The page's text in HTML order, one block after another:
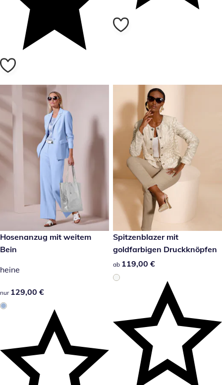
129,00 €
Hosenanzug mit weitem
Bein
heine
129,00 €
nur 129,00 €
119,00 €
Spitzenblazer mit
goldfarbigen Druckknöpfen
119,00 €
ab 119,00 €